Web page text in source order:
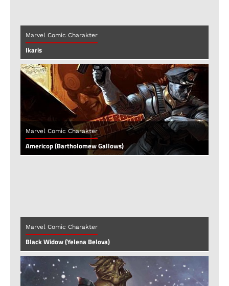
Marvel Comic Charakter
Ikaris
Marvel Comic Charakter
Americop (Bartholomew Gallows)
Marvel Comic Charakter
Black Widow (Yelena Belova)